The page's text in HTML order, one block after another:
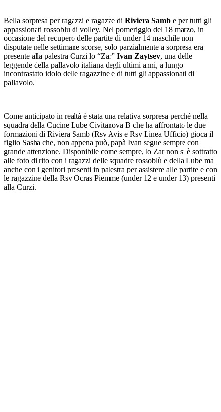
Bella sorpresa per ragazzi e ragazze di Riviera Samb e per tutti gli
appassionati rossoblu di volley. Nel pomeriggio del 18 marzo, in
occasione del recupero delle partite di under 14 maschile non
disputate nelle settimane scorse, solo parzialmente a sorpresa era
presente alla palestra Curzi lo “Zar” Ivan Zaytsev, una delle
leggende della pallavolo italiana degli ultimi anni, a lungo
incontrastato idolo delle ragazzine e di tutti gli appassionati di
pallavolo.
Come anticipato in realtà è stata una relativa sorpresa perché nella
squadra della Cucine Lube Civitanova B che ha affrontato le due
formazioni di Riviera Samb (Rsv Avis e Rsv Linea Ufficio) gioca il
figlio Sasha che, non appena può, papà Ivan segue sempre con
grande attenzione. Disponibile come sempre, lo Zar non si è sottratto
alle foto di rito con i ragazzi delle squadre rossoblù e della Lube ma
anche con i genitori presenti in palestra per assistere alle partite e con
le ragazzine della Rsv Ocras Piemme (under 12 e under 13) presenti
alla Curzi.